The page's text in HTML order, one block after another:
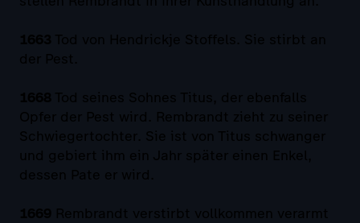
1663 Tod von Hendrickje Stoffels. Sie stirbt an
der Pest.
1668 Tod seines Sohnes Titus, der ebenfalls
Opfer der Pest wird. Rembrandt zieht zu seiner
Schwiegertochter. Sie ist von Titus schwanger
und gebiert ihm ein Jahr später einen Enkel,
dessen Pate er wird.
1669 Rembrandt verstirbt vollkommen verarmt